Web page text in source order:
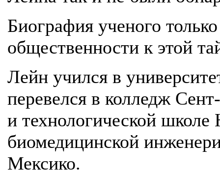
Биография ученого
общественности к этой
Лейн учился в
перевелся в колледж
и технологической
биомедицинской
Мексико.